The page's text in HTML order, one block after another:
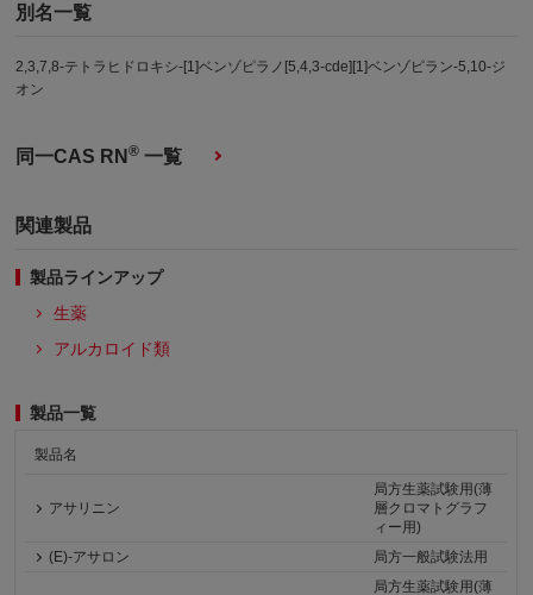
別名一覧
2,3,7,8-テトラヒドロキシ-[1]ベンゾピラノ[5,4,3-cde][1]ベンゾピラン-5,10-ジ
オン
同一CAS RN® 一覧
関連製品
製品ラインアップ
生薬
アルカロイド類
製品一覧
製品名
アサリニン
局方生薬試験用(薄
層クロマトグラフ
ィー用)
(E)-アサロン
局方一般試験法用
局方生薬試験用(薄